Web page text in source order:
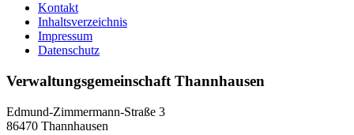
Kontakt
Inhaltsverzeichnis
Impressum
Datenschutz
Verwaltungsgemeinschaft Thannhausen
Edmund-Zimmermann-Straße 3
86470 Thannhausen